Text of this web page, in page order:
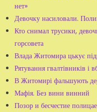
нет»
Девочку насиловали.
Кто снимал трусики,
горсовета
Влада Житомира цькує
Рятування гвалтівників і
В Житомирі фальшують
Мафія. Без вини винний
Позор и бесчестие